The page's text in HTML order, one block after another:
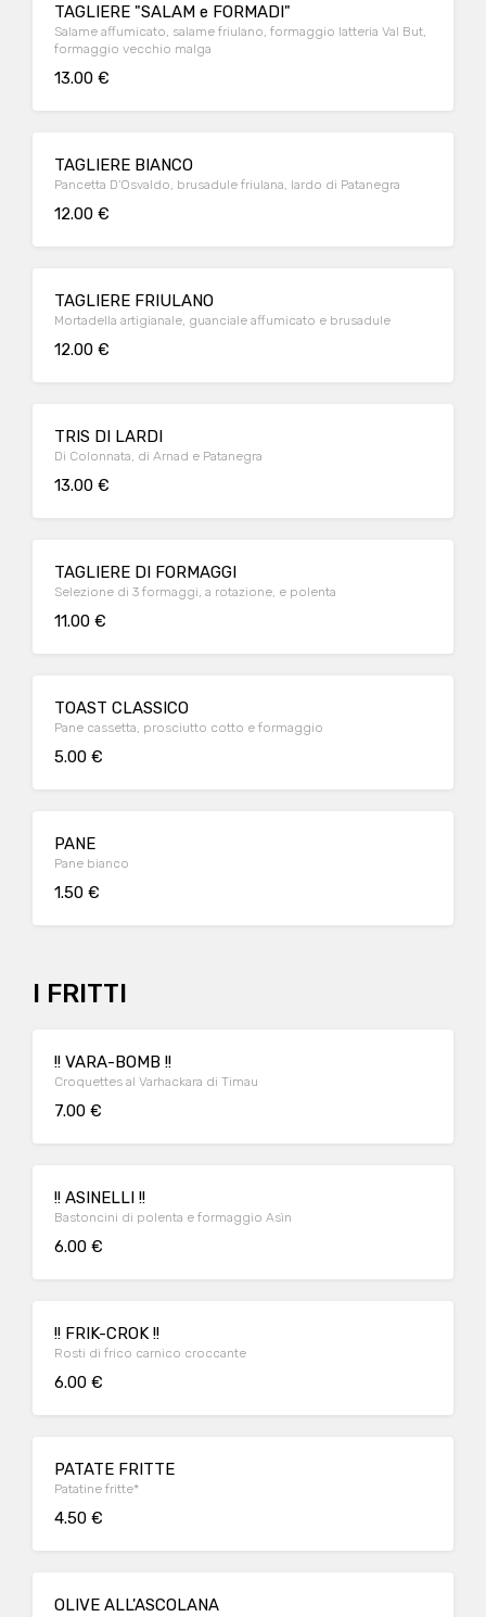
TAGLIERE "SALAM e FORMADI"
Salame affumicato, salame friulano, formaggio latteria Val But,
formaggio vecchio malga
13.00 €
TAGLIERE BIANCO
Pancetta D'Osvaldo, brusadule friulana, lardo di Patanegra
12.00 €
TAGLIERE FRIULANO
Mortadella artigianale, guanciale affumicato e brusadule
12.00 €
TRIS DI LARDI
Di Colonnata, di Arnad e Patanegra
13.00 €
TAGLIERE DI FORMAGGI
Selezione di 3 formaggi, a rotazione, e polenta
11.00 €
TOAST CLASSICO
Pane cassetta, prosciutto cotto e formaggio
5.00 €
PANE
Pane bianco
1.50 €
I FRITTI
!! VARA-BOMB !!
Croquettes al Varhackara di Timau
7.00 €
!! ASINELLI !!
Bastoncini di polenta e formaggio Asìn
6.00 €
!! FRIK-CROK !!
Rosti di frico carnico croccante
6.00 €
PATATE FRITTE
Patatine fritte*
4.50 €
OLIVE ALL'ASCOLANA